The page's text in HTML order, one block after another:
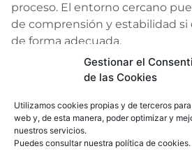
Gestionar el
de las Cookies
Utilizamos cookies propias y de terceros
web y, de esta manera, poder optimizar y
nuestros servicios.
Puedes consultar nuestra política de cookies.
proceso. El entorno cercano
de comprensión y estabilidad si
de forma adecuada.
Acompañamos tu
herramientas
La recuperación es un camino